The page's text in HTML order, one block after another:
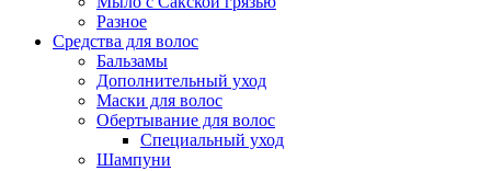
Разное
Средства для волос
Бальзамы
Дополнительный уход
Маски для волос
Обертывание для волос
Специальный уход
Шампуни